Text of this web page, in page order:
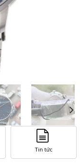
Tin tức